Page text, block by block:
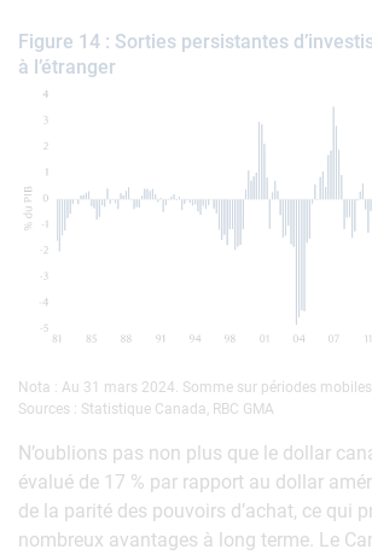
Figure 14 : Sorties persistantes
à l’étranger
Nota : Au 31 mars 2024. Somme sur périodes
Sources : Statistique Canada, RBC GMA
N’oublions pas non plus que le dollar
évalué de 17 % par rapport au dollar
de la parité des pouvoirs d’achat, ce qui
nombreux avantages à long terme. Le